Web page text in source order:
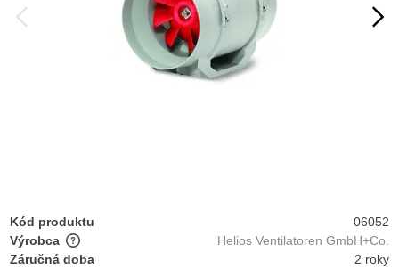
Kód produktu
06052
Výrobca
Helios Ventilatoren GmbH+Co.
Záručná doba
2 roky